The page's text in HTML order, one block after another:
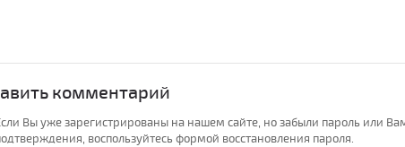
комментарий
Вы уже зарегистрированы на нашем сайте, но забыли пароль или
воспользуйтесь формой восстановления пароля.